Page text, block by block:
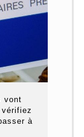
vont
vérifiez
à